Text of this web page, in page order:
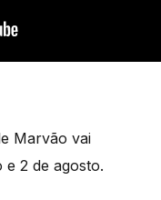
Marvão vai
2 de agosto.